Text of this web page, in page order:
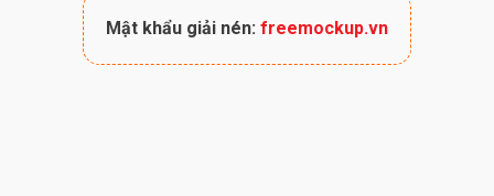
Mật khẩu giải nén: freemockup.vn